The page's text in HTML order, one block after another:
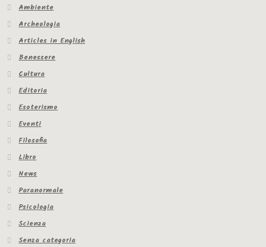
Ambiente
Archeologia
Articles in English
Benessere
Cultura
Editoria
Esoterismo
Eventi
Filosofia
Libro
News
Paranormale
Psicologia
Scienza
Senza categoria